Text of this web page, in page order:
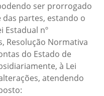
ser prorrogado
partes, estando o
Estadual nº
Resolução Normativa
do Estado de
à Lei
atendendo